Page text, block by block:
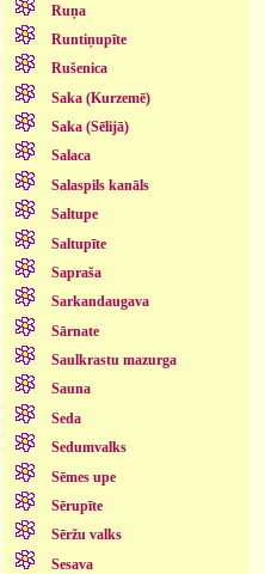
Ruņa
Runtiņupīte
Rušenica
Saka (Kurzemē)
Saka (Sēlijā)
Salaca
Salaspils kanāls
Saltupe
Saltupīte
Sapraša
Sarkandaugava
Sārnate
Saulkrastu mazurga
Sauna
Seda
Sedumvalks
Sēmes upe
Sērupīte
Sēržu valks
Sesava